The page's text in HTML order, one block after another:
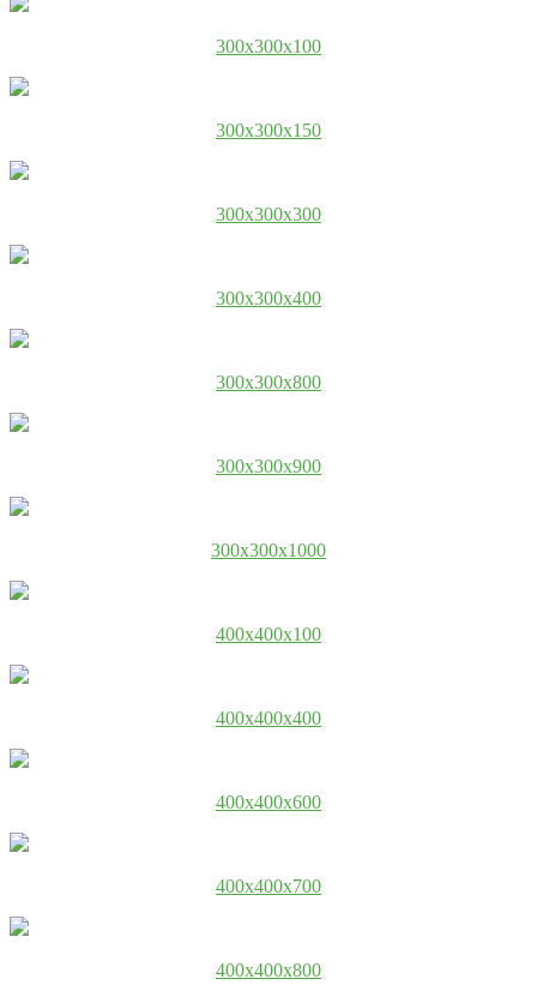
300x300x100
300x300x150
300x300x300
300x300x400
300x300x800
300x300x900
300x300x1000
400x400x100
400x400x400
400x400x600
400x400x700
400x400x800